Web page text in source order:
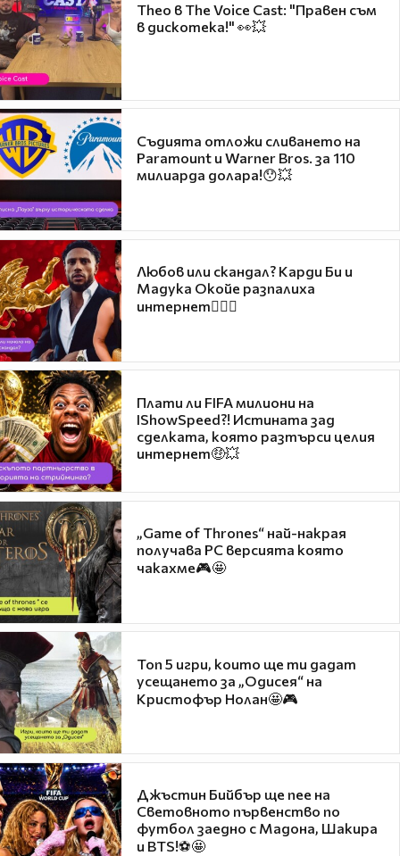
Theo в The Voice Cast: "Правен съм
в дискотека!" 👀💥
Съдията отложи сливането на
Paramount и Warner Bros. за 110
милиарда долара!😯💥
Любов или скандал? Карди Би и
Мадука Окойе разпалиха
интернет❤️‍🔥🔥
Плати ли FIFA милиони на
IShowSpeed?! Истината зад
сделката, която разтърси целия
интернет🤑💥
„Game of Thrones“ най-накрая
получава PC версията която
чакахме🎮🤩
Топ 5 игри, които ще ти дадат
усещането за „Одисея“ на
Кристофър Нолан🤩🎮
Джъстин Бийбър ще пее на
Световното първенство по
футбол заедно с Мадона, Шакира
и BTS!⚽🤩